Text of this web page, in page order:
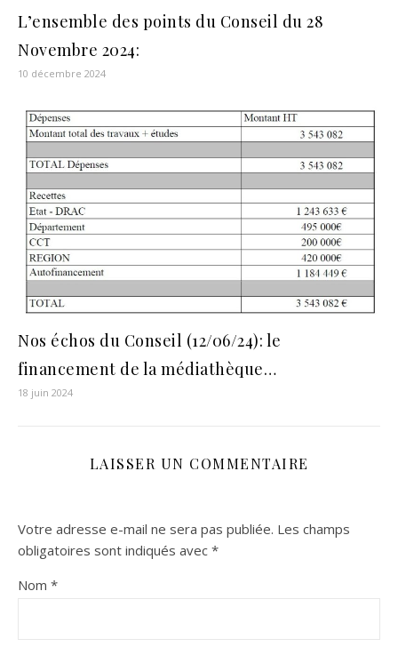
L’ensemble des points du Conseil du 28
Novembre 2024:
10 décembre 2024
Nos échos du Conseil (12/06/24): le
financement de la médiathèque…
18 juin 2024
LAISSER UN COMMENTAIRE
Votre adresse e-mail ne sera pas publiée. Les champs
obligatoires sont indiqués avec *
Nom *